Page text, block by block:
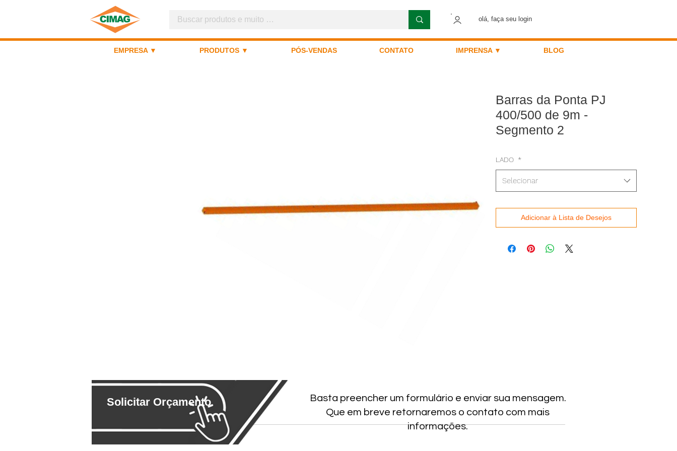
olá, faça seu login
EMPRESA ▼ PRODUTOS ▼ PÓS-VENDAS CONTATO IMPRENSA ▼ BLOG
Barras da Ponta PJ
400/500 de 9m -
Segmento 2
LADO *
Selecionar
Adicionar à Lista de Desejos
Solicitar Orçamento
Basta preencher um formulário e enviar sua mensagem.
Que em breve retornaremos o contato com mais
informações.